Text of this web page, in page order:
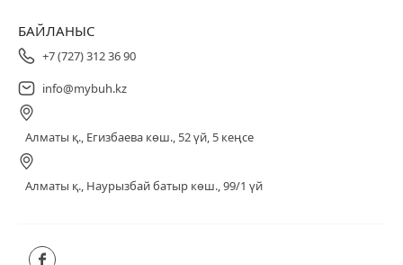
БАЙЛАНЫС
+7 (727) 312 36 90
info@mybuh.kz
Алматы қ., Егизбаева көш., 52 үй, 5 кеңсе
Алматы қ., Наурызбай батыр көш., 99/1 үй